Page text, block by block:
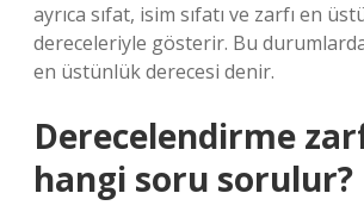
ayrıca sıfat, isim sıfatı ve zarfı en
dereceleriyle gösterir. Bu
en üstünlük derecesi denir.
Derecelendirme
hangi soru sorulur?